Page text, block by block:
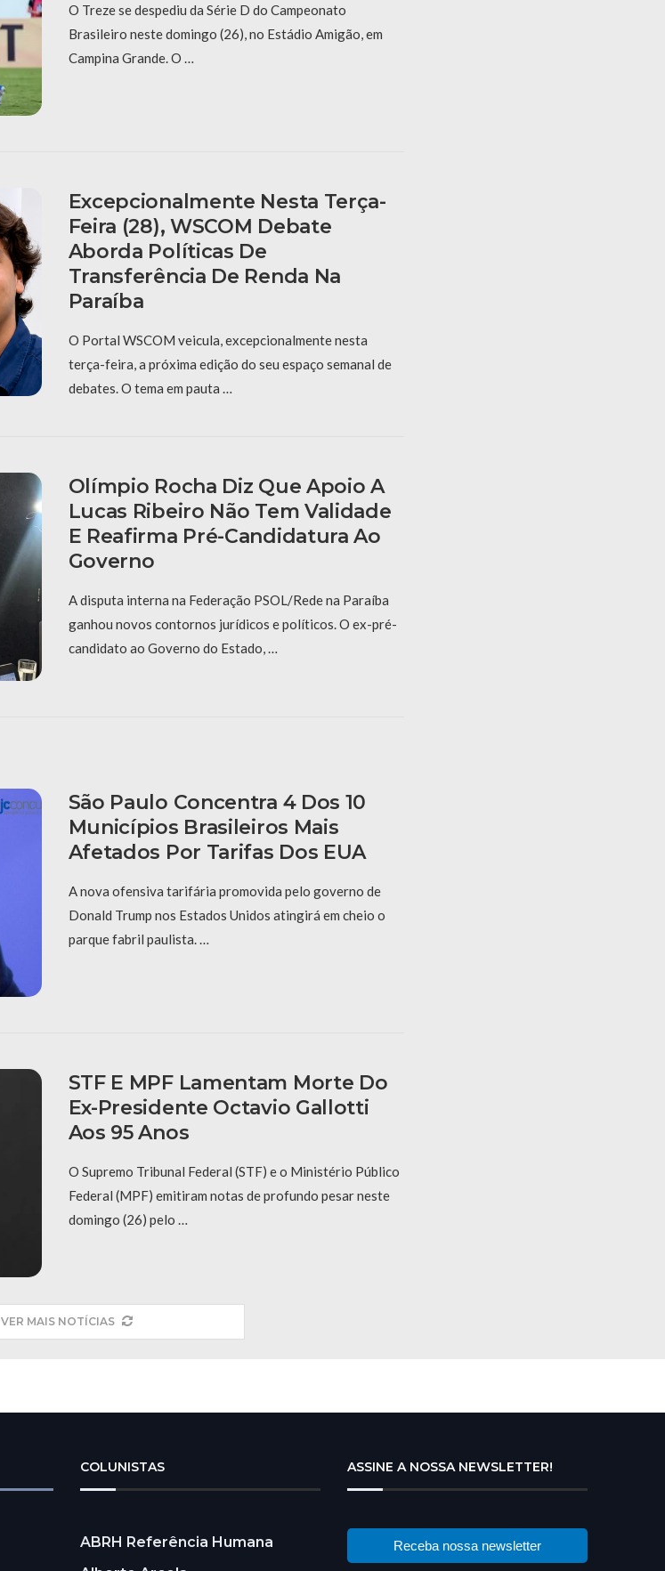
O Treze se despediu da Série D do Campeonato
Brasileiro neste domingo (26), no Estádio Amigão, em
Campina Grande. O …
Excepcionalmente Nesta Terça-
Feira (28), WSCOM Debate
Aborda Políticas De
Transferência De Renda Na
Paraíba
O Portal WSCOM veicula, excepcionalmente nesta
terça-feira, a próxima edição do seu espaço semanal de
debates. O tema em pauta …
Olímpio Rocha Diz Que Apoio A
Lucas Ribeiro Não Tem Validade
E Reafirma Pré-Candidatura Ao
Governo
A disputa interna na Federação PSOL/Rede na Paraíba
ganhou novos contornos jurídicos e políticos. O ex-pré-
candidato ao Governo do Estado, …
São Paulo Concentra 4 Dos 10
Municípios Brasileiros Mais
Afetados Por Tarifas Dos EUA
A nova ofensiva tarifária promovida pelo governo de
Donald Trump nos Estados Unidos atingirá em cheio o
parque fabril paulista. …
STF E MPF Lamentam Morte Do
Ex-Presidente Octavio Gallotti
Aos 95 Anos
O Supremo Tribunal Federal (STF) e o Ministério Público
Federal (MPF) emitiram notas de profundo pesar neste
domingo (26) pelo …
VER MAIS NOTÍCIAS
COLUNISTAS
ABRH Referência Humana
ASSINE A NOSSA NEWSLETTER!
Receba nossa newsletter